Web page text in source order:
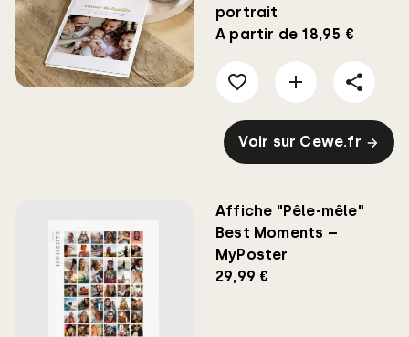
portrait
A partir de 18,95 €
Voir sur Cewe.fr
Affiche "Pêle-mêle"
Best Moments –
MyPoster
29,99 €